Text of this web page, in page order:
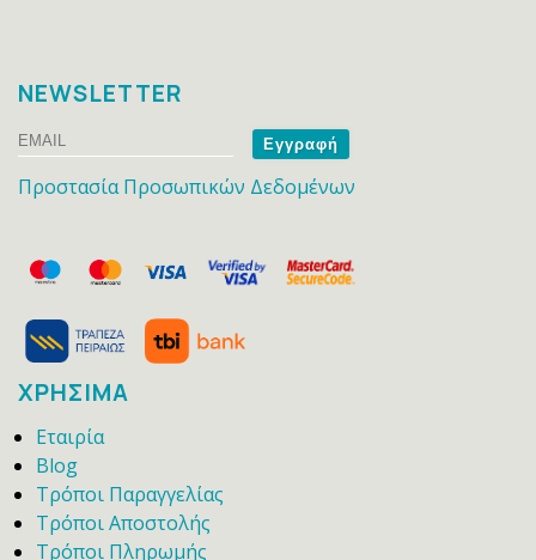
NEWSLETTER
Email
Name
Προστασία Προσωπικών Δεδομένων
ΧΡΗΣΙΜΑ
Εταιρία
Blog
Τρόποι Παραγγελίας
Τρόποι Αποστολής
Τρόποι Πληρωμής